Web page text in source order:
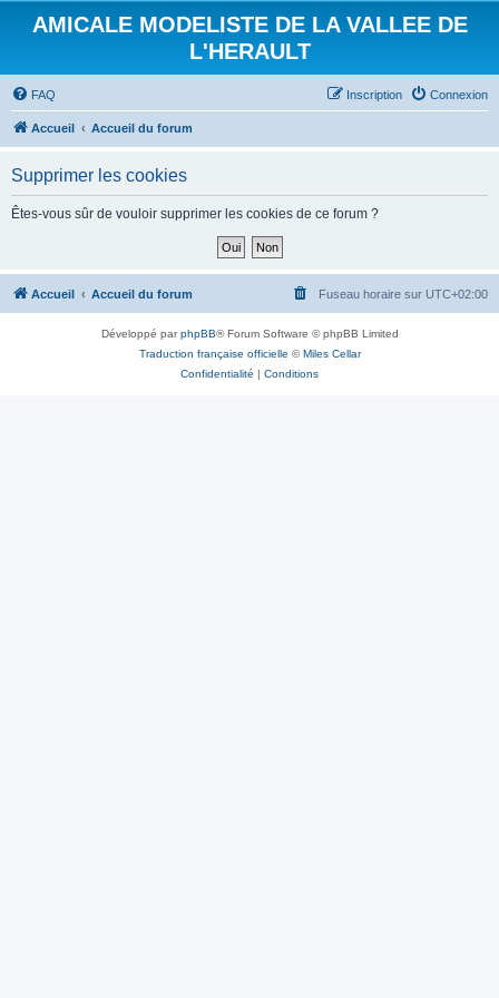
AMICALE MODELISTE DE LA VALLEE DE
L'HERAULT
FAQ Connexion
Inscription
Accueil Accueil du forum
Supprimer les cookies
Êtes-vous sûr de vouloir supprimer les cookies de ce forum ?
Accueil Accueil du forum Fuseau horaire sur UTC+02:00
Développé parphpBB® Forum Software © phpBB Limited
Traduction française officielle ©Miles Cellar
Confidentialité | Conditions